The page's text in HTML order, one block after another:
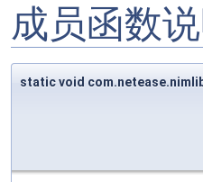
成员函数
static void